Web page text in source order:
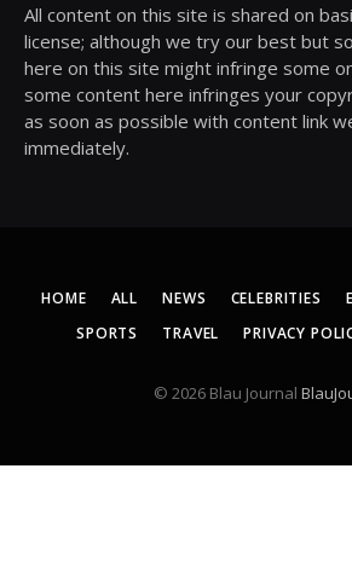
All content on this site is shared on
license; although we try our best but
here on this site might infringe some
some content here infringes your
as soon as possible with content link
immediately.
HOME ALL NEWS CELEBRITIES
SPORTS
TRAVEL PRIVACY
© 2026 Blau Journal